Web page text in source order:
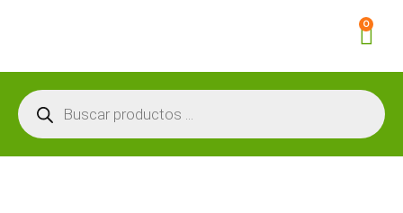
0
Búsqueda
de
productos